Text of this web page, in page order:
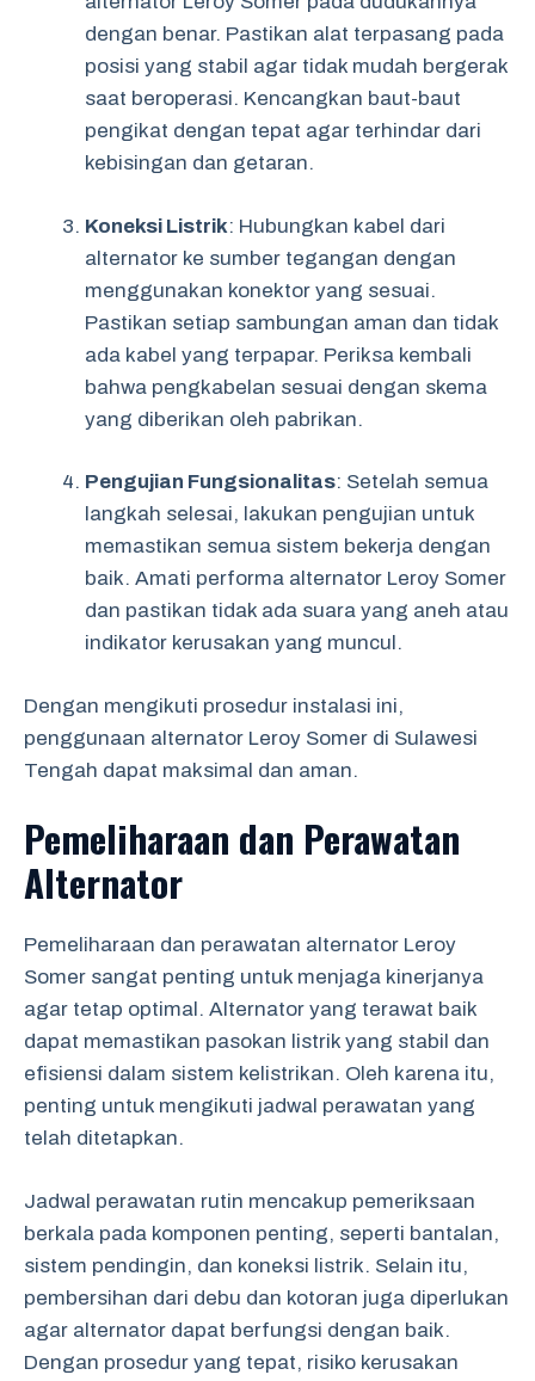
dengan benar. Pastikan alat terpasang pada
posisi yang stabil agar tidak mudah bergerak
saat beroperasi. Kencangkan baut-baut
pengikat dengan tepat agar terhindar dari
kebisingan dan getaran.
Koneksi Listrik: Hubungkan kabel dari
alternator ke sumber tegangan dengan
menggunakan konektor yang sesuai.
Pastikan setiap sambungan aman dan tidak
ada kabel yang terpapar. Periksa kembali
bahwa pengkabelan sesuai dengan skema
yang diberikan oleh pabrikan.
Pengujian Fungsionalitas: Setelah semua
langkah selesai, lakukan pengujian untuk
memastikan semua sistem bekerja dengan
baik. Amati performa alternator Leroy Somer
dan pastikan tidak ada suara yang aneh atau
indikator kerusakan yang muncul.
Dengan mengikuti prosedur instalasi ini,
penggunaan alternator Leroy Somer di Sulawesi
Tengah dapat maksimal dan aman.
Pemeliharaan dan Perawatan
Alternator
Pemeliharaan dan perawatan alternator Leroy
Somer sangat penting untuk menjaga kinerjanya
agar tetap optimal. Alternator yang terawat baik
dapat memastikan pasokan listrik yang stabil dan
efisiensi dalam sistem kelistrikan. Oleh karena itu,
penting untuk mengikuti jadwal perawatan yang
telah ditetapkan.
Jadwal perawatan rutin mencakup pemeriksaan
berkala pada komponen penting, seperti bantalan,
sistem pendingin, dan koneksi listrik. Selain itu,
pembersihan dari debu dan kotoran juga diperlukan
agar alternator dapat berfungsi dengan baik.
Dengan prosedur yang tepat, risiko kerusakan